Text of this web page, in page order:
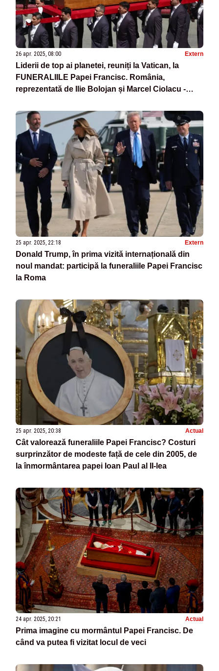
26 apr. 2025, 08:00 Extern
Liderii de top ai planetei, reuniți la Vatican, la
FUNERALIILE Papei Francisc. România,
reprezentată de Ilie Bolojan și Marcel Ciolacu -
25 apr. 2025, 22:18 Extern
Donald Trump, în prima vizită internațională din
noul mandat: participă la funeraliile Papei Francisc
la Roma
25 apr. 2025, 20:38 Actual
Cât valorează funeraliile Papei Francisc? Costuri
surprinzător de modeste față de cele din 2005, de
la înmormântarea papei Ioan Paul al II-lea
24 apr. 2025, 20:21 Actual
Prima imagine cu mormântul Papei Francisc. De
când va putea fi vizitat locul de veci